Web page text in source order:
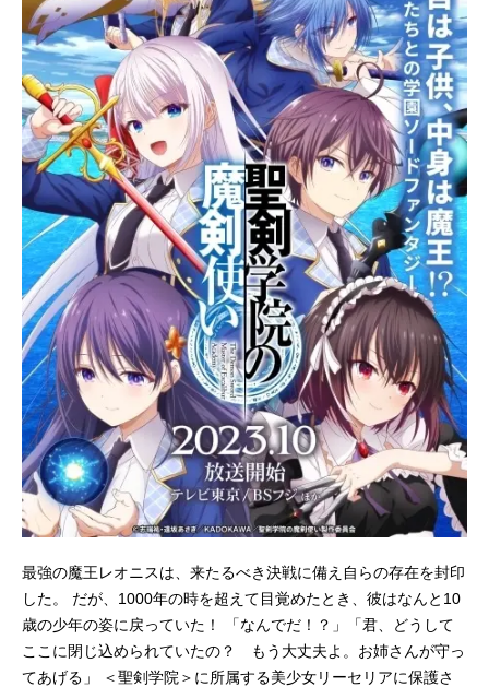
中！アニメ化から、レポートまで、
新情報満載です。隅々までチェック
してみてください！アニメジャパ
ン ２日目アニメジャパン２日目の
情報をまとめて紹介します。製作決
定情報解禁放送決定レポート＜次ペ
ージ：1日目の振り返りはこちらか
ら！＞
最強の魔王レオニスは、来たるべき決戦に備え自らの存在を封印
した。 だが、1000年の時を超えて目覚めたとき、彼はなんと10
歳の少年の姿に戻っていた！ 「なんでだ！？」「君、どうして
ここに閉じ込められていたの？ もう大丈夫よ。お姉さんが守っ
てあげる」 ＜聖剣学院＞に所属する美少女リーセリアに保護さ